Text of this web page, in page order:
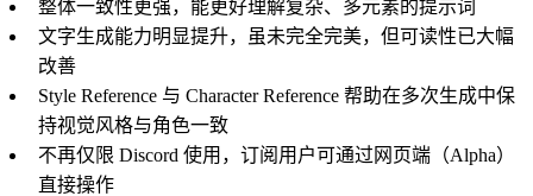
整体一致性更强，能更好理解复杂、多元素的提示词
文字生成能力明显提升，虽未完全完美，但可读性已大幅
改善
Style Reference 与 Character Reference 帮助在多次生成中保
持视觉风格与角色一致
不再仅限 Discord 使用，订阅用户可通过网页端（Alpha）
直接操作